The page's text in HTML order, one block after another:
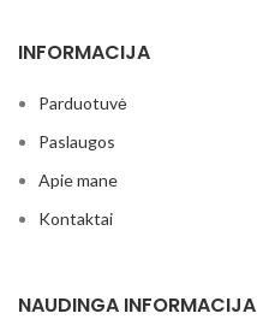
INFORMACIJA
Parduotuvė
Paslaugos
Apie mane
Kontaktai
NAUDINGA INFORMACIJA